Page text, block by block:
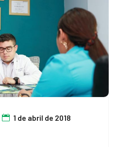
1 de abril de 2018